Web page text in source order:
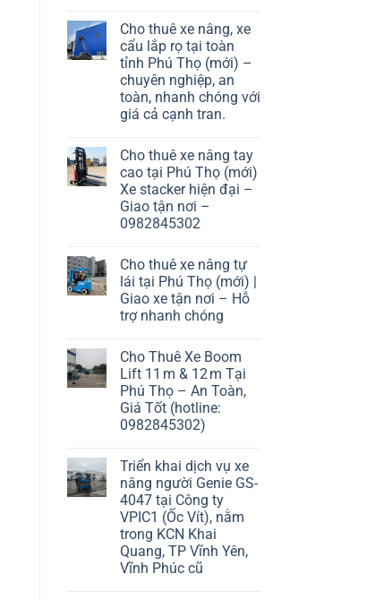
Cho thuê xe nâng, xe
cẩu lắp rọ tại toàn
tỉnh Phú Thọ (mới) –
chuyên nghiệp, an
toàn, nhanh chóng với
giá cả cạnh tran.
Cho thuê xe nâng tay
cao tại Phú Thọ (mới)
Xe stacker hiện đại –
Giao tận nơi –
0982845302
Cho thuê xe nâng tự
lái tại Phú Thọ (mới) |
Giao xe tận nơi – Hỗ
trợ nhanh chóng
Cho Thuê Xe Boom
Lift 11 m & 12 m Tại
Phú Thọ – An Toàn,
Giá Tốt (hotline:
0982845302)
Triển khai dịch vụ xe
nâng người Genie GS-
4047 tại Công ty
VPIC1 (Ốc Vít), nằm
trong KCN Khai
Quang, TP Vĩnh Yên,
Vĩnh Phúc cũ